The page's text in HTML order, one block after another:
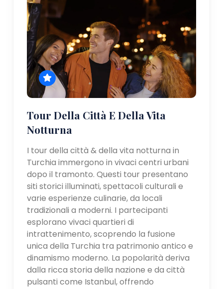
Tour Della Città E Della Vita
Notturna
I tour della città & della vita notturna in
Turchia immergono in vivaci centri urbani
dopo il tramonto. Questi tour presentano
siti storici illuminati, spettacoli culturali e
varie esperienze culinarie, da locali
tradizionali a moderni. I partecipanti
esplorano vivaci quartieri di
intrattenimento, scoprendo la fusione
unica della Turchia tra patrimonio antico e
dinamismo moderno. La popolarità deriva
dalla ricca storia della nazione e da città
pulsanti come Istanbul, offrendo